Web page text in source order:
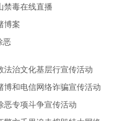
毒在线直播
博案
恶
法治文化基层行宣传活动
博和电信网络诈骗宣传活动
恶专项斗争宣传活动